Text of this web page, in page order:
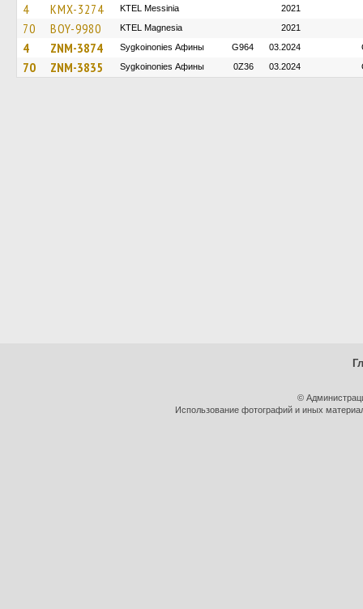
4 KMX-3274 KTEL Messinia 2021
70 BOY-9980 ΚΤΕL Magnesia 2021
4 ZNM-3874 Sygkoinonies Афины G964 03.2024
70 ZNM-3835 Sygkoinonies Афины 0Z36 03.2024
©
Использование фотографий и иных